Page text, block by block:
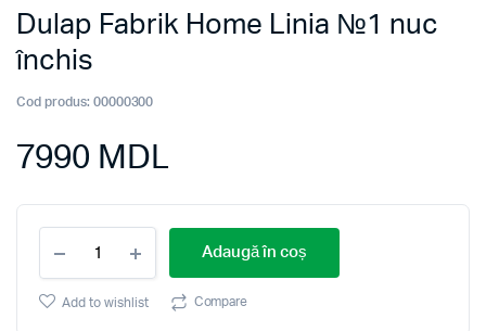
Dulap Fabrik Home Linia №1 nuc
închis
Cod produs: 00000300
7990 MDL
Fabrik
Home
Linia
Adaugă în coș
Add to wishlist Compare